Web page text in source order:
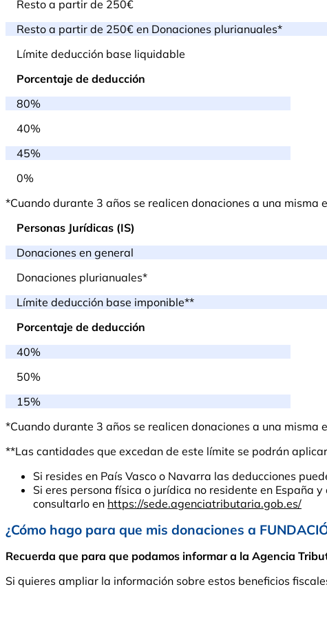
Resto a partir de 250€
Resto a partir de 250€ en Donaciones plurianuales*
Límite deducción base liquidable
Porcentaje de deducción
80%
40%
45%
0%
*Cuando durante 3 años se realicen donaciones a una
Personas Jurídicas (IS)
Donaciones en general
Donaciones plurianuales*
Límite deducción base imponible**
Porcentaje de deducción
40%
50%
15%
*Cuando durante 3 años se realicen donaciones a una
**Las cantidades que excedan de este límite se podrán
Si resides en País Vasco o Navarra las deducciones
Si eres persona física o jurídica no residente en España
consultarlo en https://sede.agenciatributaria.gob.es/
¿Cómo hago para que mis donaciones a
Recuerda que para que podamos informar a la Agencia
Si quieres ampliar la información sobre estos beneficios